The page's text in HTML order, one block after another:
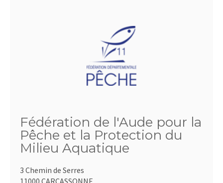
Fédération de l'Aude pour la
Pêche et la Protection du
Milieu Aquatique
3 Chemin de Serres
11000 CARCASSONNE